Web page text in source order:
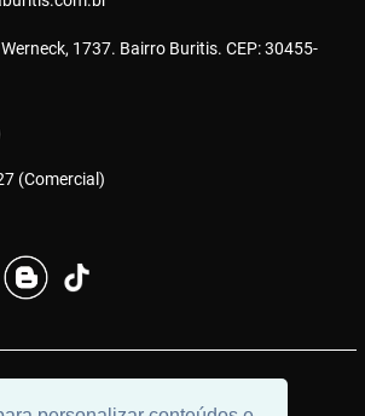
1737. Bairro Buritis. CEP: 30455-
(Comercial)